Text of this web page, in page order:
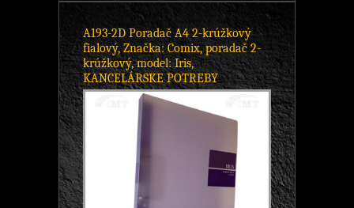
A193-2D Poradač A4 2-krúžkový
fialový, Značka: Comix, poradač 2-
krúžkový, model: Iris,
KANCELÁRSKE POTREBY